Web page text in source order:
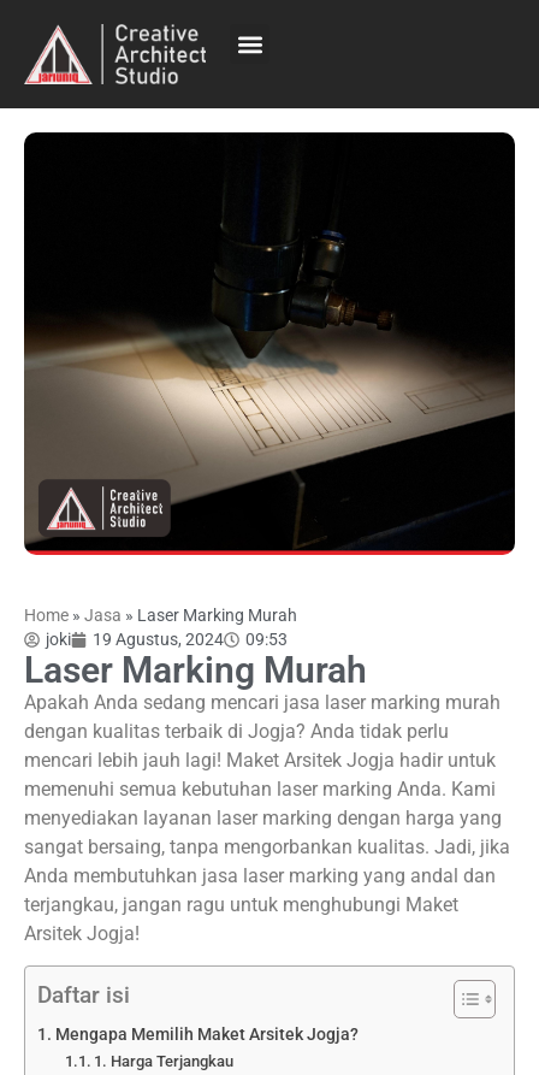
Home » Jasa » Laser Marking Murah
joki
19 Agustus, 2024 09:53
Laser Marking Murah
Apakah Anda sedang mencari jasa laser marking murah
dengan kualitas terbaik di Jogja? Anda tidak perlu
mencari lebih jauh lagi! Maket Arsitek Jogja hadir untuk
memenuhi semua kebutuhan laser marking Anda. Kami
menyediakan layanan laser marking dengan harga yang
sangat bersaing, tanpa mengorbankan kualitas. Jadi, jika
Anda membutuhkan jasa laser marking yang andal dan
terjangkau, jangan ragu untuk menghubungi Maket
Arsitek Jogja!
Daftar isi
Mengapa Memilih Maket Arsitek Jogja?
1. Harga Terjangkau